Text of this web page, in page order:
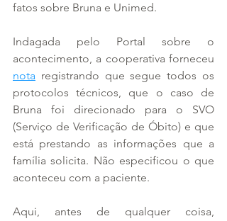
fatos sobre Bruna e Unimed.
Indagada pelo Portal sobre o
nota registrando que segue todos os
protocolos técnicos, que o caso de
Bruna foi direcionado para o SVO
(Serviço de Verificação de Óbito) e que
está prestando as informações que a
família solicita. Não especificou o que
aconteceu com a paciente.
Aqui, antes de qualquer coisa,